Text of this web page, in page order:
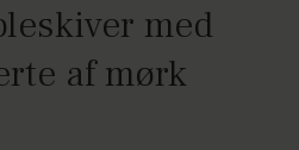
med
af mørk